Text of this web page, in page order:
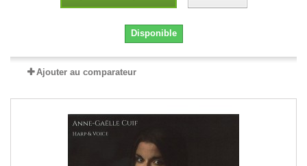
Disponible
Ajouter au comparateur